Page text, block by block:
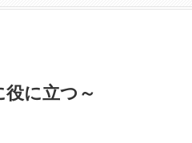
役に立つ ～